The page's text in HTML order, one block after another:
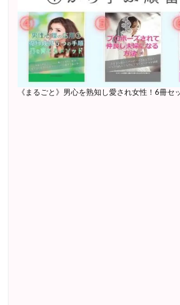
《まるごと》男心を熟知し愛され女性！6冊セ